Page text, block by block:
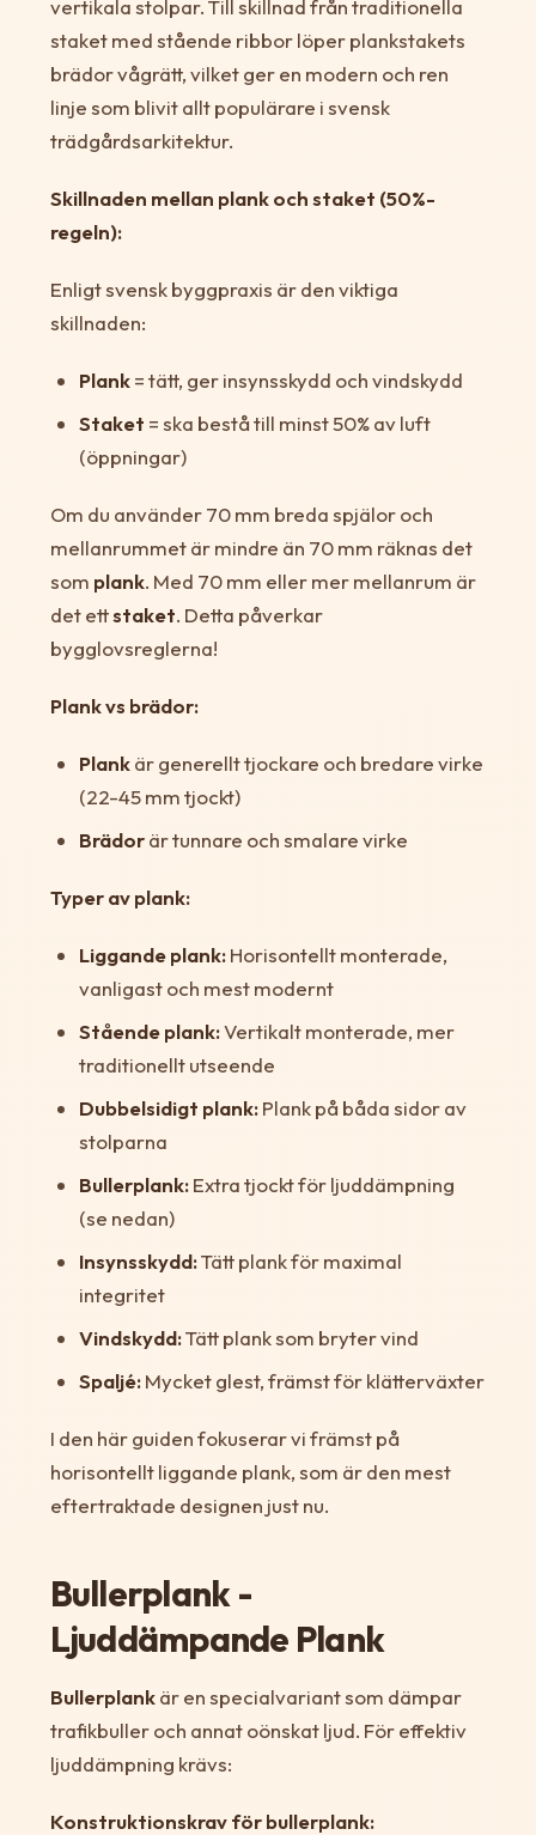
vertikala stolpar. Till skillnad från traditionella
staket med stående ribbor löper plankstakets
brädor vågrätt, vilket ger en modern och ren
linje som blivit allt populärare i svensk
trädgårdsarkitektur.
Skillnaden mellan plank och staket (50%-
regeln):
Enligt svensk byggpraxis är den viktiga
skillnaden:
Plank= tätt, ger insynsskydd och vindskydd
Staket = ska bestå till minst 50% av luft
(öppningar)
Om du använder 70 mm breda spjälor och
mellanrummet är mindre än 70 mm räknas det
som plank. Med 70 mm eller mer mellanrum är
det ettstaket. Detta påverkar
bygglovsreglerna!
Plank vs brädor:
Plankär generellt tjockare och bredare virke
(22-45 mm tjockt)
Brädorär tunnare och smalare virke
Typer av plank:
Liggande plank:Horisontellt monterade,
vanligast och mest modernt
Stående plank:Vertikalt monterade, mer
traditionellt utseende
Dubbelsidigt plank:Plank på båda sidor av
stolparna
Bullerplank:Extra tjockt för ljuddämpning
(se nedan)
Insynsskydd:Tätt plank för maximal
integritet
Vindskydd:Tätt plank som bryter vind
Spaljé:Mycket glest, främst för klätterväxter
I den här guiden fokuserar vi främst på
horisontellt liggande plank, som är den mest
eftertraktade designen just nu.
Bullerplank -
Ljuddämpande Plank
Bullerplankär en specialvariant som dämpar
trafikbuller och annat oönskat ljud. För effektiv
ljuddämpning krävs:
Konstruktionskrav för bullerplank: